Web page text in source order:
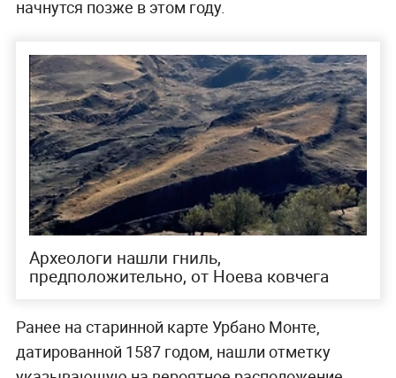
начнутся позже в этом году.
Археологи нашли гниль,
предположительно, от Ноева ковчега
Ранее на старинной карте Урбано Монте,
датированной 1587 годом, нашли отметку